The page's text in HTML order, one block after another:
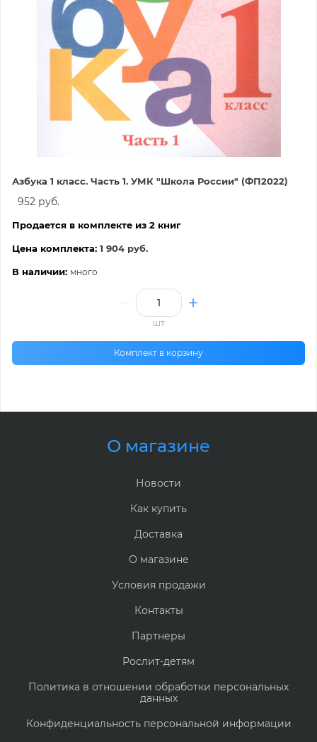
Азбука 1 класс. Часть 1. УМК "Школа России" (ФП2022)
952 руб.
Продается в комплекте из 2 книг
Цена комплекта: 1 904 руб.
В наличии: много
шт
Комплект в корзину
О магазине
Новости
Как купить
Доставка
О магазине
Условия продажи
Контакты
Партнеры
Рослит-детям
Политика в отношении обработки персональных
данных
Конфиденциальность персональной информации